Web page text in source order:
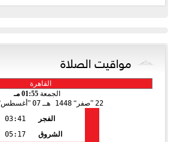
مواقيت الصلاة
الجمعة 01:55 مـ
22 صفر 1448 هـ 07 أغسطس
الفجر
03:41
الشروق
05:17